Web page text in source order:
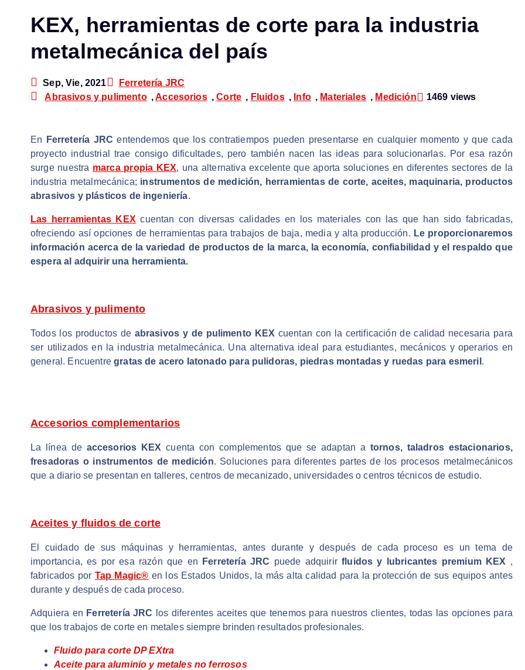
KEX, herramientas de corte para la industria
metalmecánica del país
Sep, Vie, 2021
Ferretería JRC
Abrasivos y pulimento ,Accesorios ,Corte , Fluidos , Info , Materiales , Medición 1469 views
En Ferretería JRC entendemos que los contratiempos pueden presentarse en cualquier momento y que cada
proyecto industrial trae consigo dificultades, pero también nacen las ideas para solucionarlas. Por esa razón
surge nuestra marca propia KEX, una alternativa excelente que aporta soluciones en diferentes sectores de la
industria metalmecánica; instrumentos de medición, herramientas de corte, aceites, maquinaria, productos
abrasivos y plásticos de ingeniería.
Las herramientas KEX cuentan con diversas calidades en los materiales con las que han sido fabricadas,
ofreciendo así opciones de herramientas para trabajos de baja, media y alta producción. Le proporcionaremos
información acerca de la variedad de productos de la marca, la economía, confiabilidad y el respaldo que
espera al adquirir una herramienta.
Abrasivos y pulimento
Todos los productos de abrasivos y de pulimento KEX cuentan con la certificación de calidad necesaria para
ser utilizados en la industria metalmecánica. Una alternativa ideal para estudiantes, mecánicos y operarios en
general. Encuentregratas de acero latonado para pulidoras, piedras montadas y ruedas para esmeril .
Accesorios complementarios
La línea de accesorios KEX cuenta con complementos que se adaptan a tornos, taladros estacionarios,
fresadoras o instrumentos de medición. Soluciones para diferentes partes de los procesos metalmecánicos
que a diario se presentan en talleres, centros de mecanizado, universidades o centros técnicos de estudio.
Aceites y fluidos de corte
El cuidado de sus máquinas y herramientas, antes durante y después de cada proceso es un tema de
importancia, es por esa razón que en
Ferretería JRC puede adquirirfluidos y lubricantes premium KEX ,
fabricados por Tap Magic® en los Estados Unidos, la más alta calidad para la protección de sus equipos antes
durante y después de cada proceso.
Adquiera en Ferretería JRC los diferentes aceites que tenemos para nuestros clientes, todas las opciones para
que los trabajos de corte en metales siempre brinden resultados profesionales.
Fluido para corte DP EXtra
Aceite para aluminio y metales no ferrosos